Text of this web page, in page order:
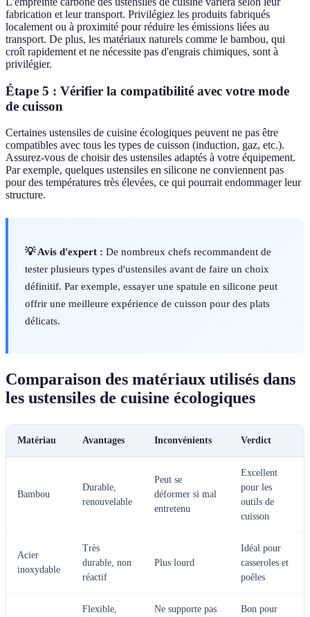
fabrication et leur transport. Privilégiez les produits fabriqués
localement ou à proximité pour réduire les émissions liées au
transport. De plus, les matériaux naturels comme le bambou, qui
croît rapidement et ne nécessite pas d'engrais chimiques, sont à
privilégier.
Étape 5 : Vérifier la compatibilité avec votre mode
de cuisson
Certaines ustensiles de cuisine écologiques peuvent ne pas être
compatibles avec tous les types de cuisson (induction, gaz, etc.).
Assurez-vous de choisir des ustensiles adaptés à votre équipement.
Par exemple, quelques ustensiles en silicone ne conviennent pas
pour des températures très élevées, ce qui pourrait endommager leur
structure.
💡 Avis d'expert : De nombreux chefs recommandent de
tester plusieurs types d'ustensiles avant de faire un choix
définitif. Par exemple, essayer une spatule en silicone peut
offrir une meilleure expérience de cuisson pour des plats
délicats.
Comparaison des matériaux utilisés dans
les ustensiles de cuisine écologiques
Matériau Avantages Inconvénients Verdict
Bambou
Durable,
renouvelable
Peut se
déformer si mal
entretenu
Excellent
pour les
outils de
cuisson
Acier
inoxydable
Très
durable, non
réactif
Plus lourd
Idéal pour
casseroles et
poêles
Flexible,
Ne supporte pas
Bon pour